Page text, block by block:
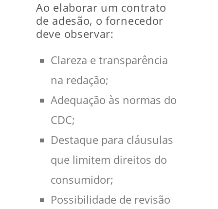
Ao elaborar um contrato
de adesão, o fornecedor
deve observar:
Clareza e transparência
na redação;
Adequação às normas do
CDC;
Destaque para cláusulas
que limitem direitos do
consumidor;
Possibilidade de revisão